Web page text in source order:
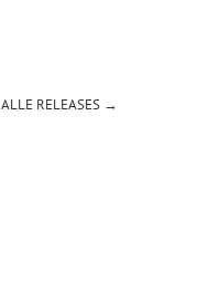
ALLE RELEASES →